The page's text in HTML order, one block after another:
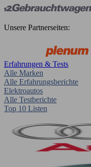
Unsere Partnerseiten:
Erfahrungen & Tests
Alle Marken
Alle Erfahrungsberichte
Elektroautos
Alle Testberichte
Top 10 Listen